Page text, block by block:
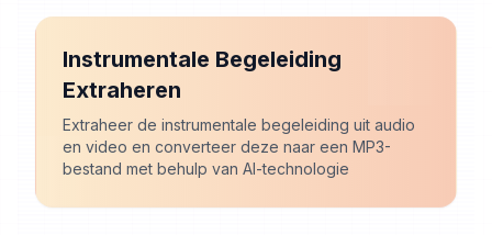
Instrumentale Begeleiding
Extraheren
Extraheer de instrumentale begeleiding uit audio
en video en converteer deze naar een MP3-
bestand met behulp van AI-technologie